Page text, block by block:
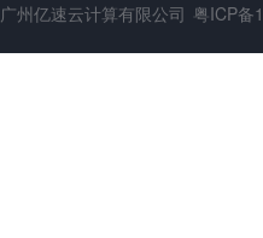
广州亿速云计算有限公司 粤ICP备